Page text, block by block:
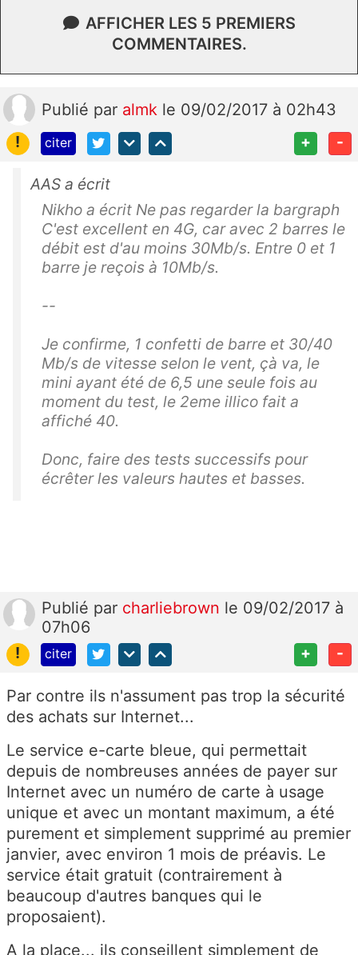
AFFICHER LES 5 PREMIERS
COMMENTAIRES.
Publié par almk le 09/02/2017 à 02h43
!
citer + -
AAS a écrit
Nikho a écrit Ne pas regarder la bargraph
C'est excellent en 4G, car avec 2 barres le
débit est d'au moins 30Mb/s. Entre 0 et 1
barre je reçois à 10Mb/s.
--
Je confirme, 1 confetti de barre et 30/40
Mb/s de vitesse selon le vent, çà va, le
mini ayant été de 6,5 une seule fois au
moment du test, le 2eme illico fait a
affiché 40.
Donc, faire des tests successifs pour
écrêter les valeurs hautes et basses.
Publié par charliebrown le 09/02/2017 à
07h06
!
citer + -
Par contre ils n'assument pas trop la sécurité
des achats sur Internet...
Le service e-carte bleue, qui permettait
depuis de nombreuses années de payer sur
Internet avec un numéro de carte à usage
unique et avec un montant maximum, a été
purement et simplement supprimé au premier
janvier, avec environ 1 mois de préavis. Le
service était gratuit (contrairement à
beaucoup d'autres banques qui le
proposaient).
A la place... ils conseillent simplement de